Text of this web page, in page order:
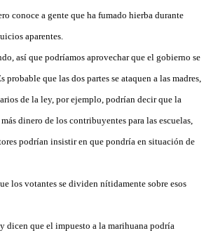
conoce a gente que ha fumado hierba durante
aparentes.
así que podríamos aprovechar que el gobierno se
que las dos partes se ataquen a las madres,
de la ley, por ejemplo, podrían decir que la
dinero de los contribuyentes para las escuelas,
podrían insistir en que pondría en situación de
los votantes se dividen nítidamente sobre esos
dicen que el impuesto a la marihuana podría